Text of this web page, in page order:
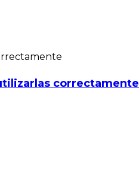
correctamente